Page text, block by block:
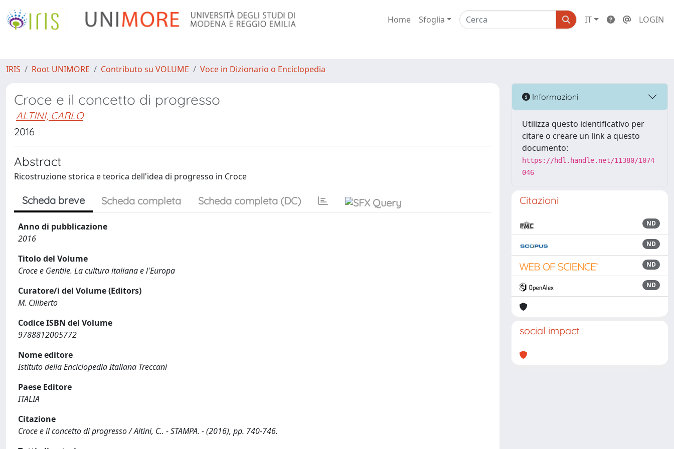
Home Sfoglia IT LOGIN
IRIS Root UNIMORE Contributo su VOLUME Voce in Dizionario o Enciclopedia
Croce e il concetto di progresso
ALTINI, CARLO
2016
Abstract
Ricostruzione storica e teorica dell'idea di progresso in Croce
Scheda breve Scheda completa Scheda completa (DC)
Anno di pubblicazione
2016
Titolo del Volume
Croce e Gentile. La cultura italiana e l'Europa
Curatore/i del Volume (Editors)
M. Ciliberto
Codice ISBN del Volume
9788812005772
Nome editore
Istituto della Enciclopedia Italiana Treccani
Paese Editore
ITALIA
Citazione
Croce e il concetto di progresso / Altini, C.. - STAMPA. - (2016), pp. 740-746.
Informazioni
Utilizza questo identificativo per
citare o creare un link a questo
documento:
https://hdl.handle.net/11380/1074
046
Citazioni
ND
ND
ND
ND
social impact